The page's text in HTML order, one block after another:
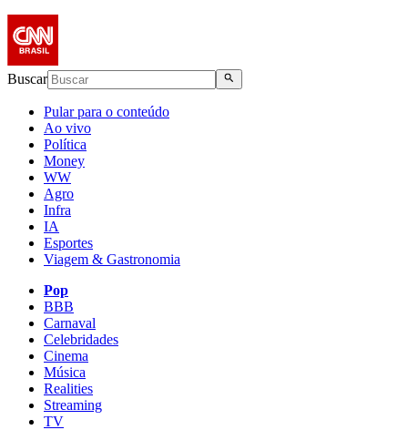
Buscar
Pular para o conteúdo
Ao vivo
Política
Money
WW
Agro
Infra
IA
Esportes
Viagem & Gastronomia
Pop
BBB
Carnaval
Celebridades
Cinema
Música
Realities
Streaming
TV